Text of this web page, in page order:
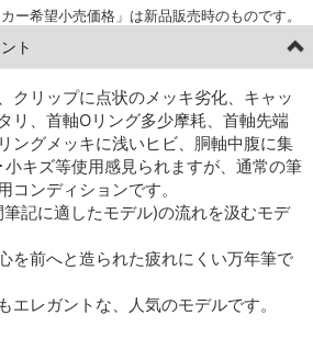
ー希望小売価格」は新品販売時のものです。
ト
クリップに点状のメッキ劣化、キャッ
リ、首軸Oリング多少摩耗、首軸先端
ングメッキに浅いヒビ、胴軸中腹に集
キズ等使用感見られますが、通常の筆
コンディションです。
記に適したモデル)の流れを汲むモデ
を前へと造られた疲れにくい万年筆で
エレガントな、人気のモデルです。